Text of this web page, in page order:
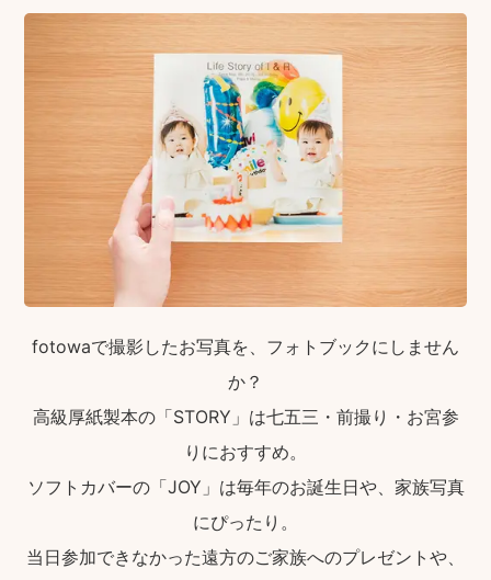
fotowaで撮影したお写真を、フォトブックにしません
か？
高級厚紙製本の「STORY」は七五三・前撮り・お宮参
りにおすすめ。
ソフトカバーの「JOY」は毎年のお誕生日や、家族写真
にぴったり。
当日参加できなかった遠方のご家族へのプレゼントや、